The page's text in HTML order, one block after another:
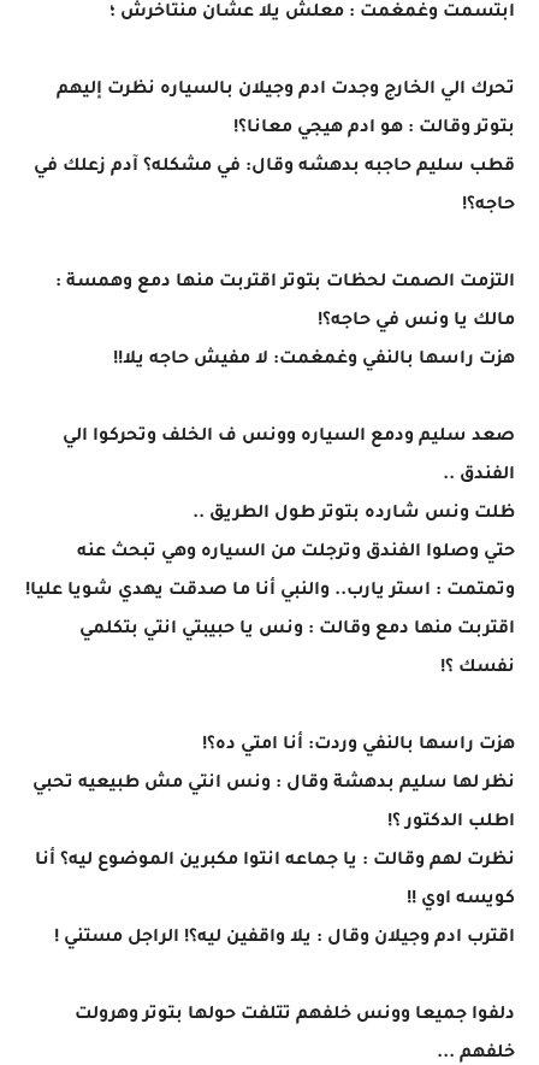
ابتسمت وغمغمت : معلش يلا عشان منتاخرش ؛
تحرك الي الخارج وجدت ادم وجيلان بالسياره نظرت إليهم
بتوتر وقالت : هو ادم هيجي معانا؟!
قطب سليم حاجبه بدهشه وقال: في مشكله؟ آدم زعلك في
حاجه؟!
التزمت الصمت لحظات بتوتر اقتربت منها دمع وهمسة :
مالك يا ونس في حاجه؟!
هزت راسها بالنفي وغمغمت: لا مفيش حاجه يلا!!
صعد سليم ودمع السياره وونس ف الخلف وتحركوا الي
الفندق ..
ظلت ونس شارده بتوتر طول الطريق ..
حتي وصلوا الفندق وترجلت من السياره وهي تبحث عنه
وتمتمت : استر يارب.. والنبي أنا ما صدقت يهدي شويا عليا!
اقتربت منها دمع وقالت : ونس يا حبيبتي انتي بتكلمي
نفسك ؟!
هزت راسها بالنفي وردت: أنا امتي ده؟!
نظر لها سليم بدهشة وقال : ونس انتي مش طبيعيه تحبي
اطلب الدكتور ؟!
نظرت لهم وقالت : يا جماعه انتوا مكبرين الموضوع ليه؟ أنا
كويسه اوي !!
اقترب ادم وجيلان وقال : يلا واقفين ليه؟! الراجل مستني !
دلفوا جميعا وونس خلفهم تتلفت حولها بتوتر وهرولت
خلفهم ...